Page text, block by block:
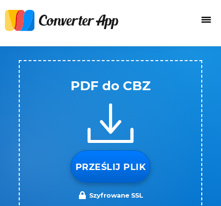
PDF do CBZ
PRZEŚLIJ PLIK
Szyfrowane SSL